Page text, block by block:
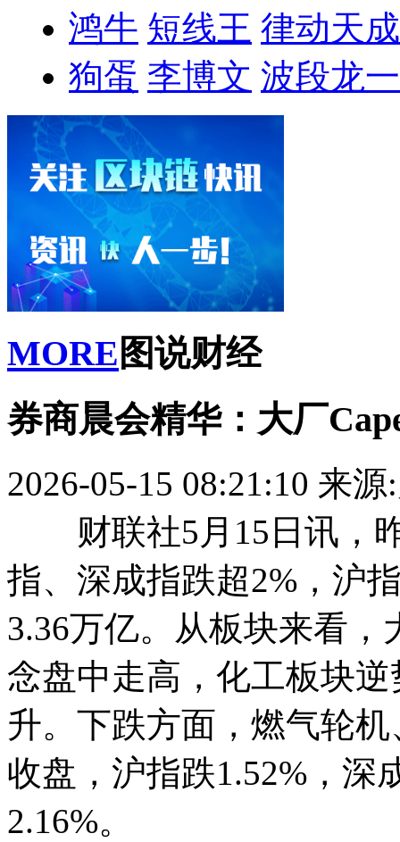
鸿牛 短线王 律动天成
狗蛋 李博文 波段龙一
MORE 图说财经
券商晨会精华：大厂
2026-05-15 08:21:10 来源
财联社5月15日讯，昨
指、深成指跌超2%，沪
3.36万亿。从板块来看
念盘中走高，化工板块
升。下跌方面，燃气轮
收盘，沪指跌1.52%，深
2.16%。